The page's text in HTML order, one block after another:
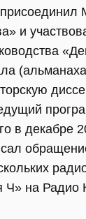
и
в декабре
Ч» на Радио